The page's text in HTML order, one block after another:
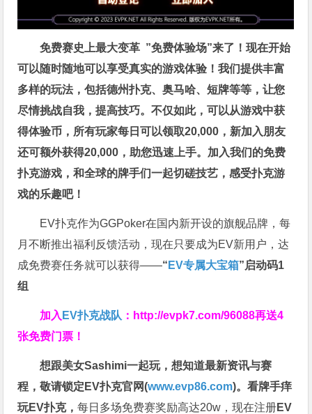
免费赛史上最大变革 ”免费体验场”来了！现在开始
可以随时随地可以享受真实的游戏体验！我们提供丰富
多样的玩法，包括德州扑克、奥马哈、短牌等等，让您
尽情挑战自我，提高技巧。不仅如此，可以从游戏中获
得体验币，所有玩家每日可以领取20,000，新加入朋友
还可额外获得20,000，助您迅速上手。 加入我们的免费
扑克游戏，和全球的牌手们一起切磋技艺，感受扑克游
戏的乐趣吧！
EV扑克作为GGPoker在国内新开设的旗舰品牌，每
月不断推出福利反馈活动，现在只要成为EV新用户，达
成免费赛任务就可以获得——“ EV专属大宝箱”启动码1
组
加入 EV扑克战队 ： http://evpk7.com/96088再送4
张免费门票！
想跟美女Sashimi一起玩，想知道最新资讯与赛
程，敬请锁定EV扑克官网(www.evp86.com)。看牌手痒
玩EV扑克，每日多场免费赛奖励高达20w，现在注册EV